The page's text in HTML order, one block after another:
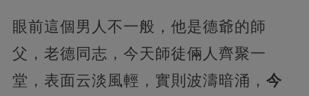
眼前這個男人不一般，他是德爺的師
父，老德同志，今天師徒倆人齊聚一
堂，表面云淡風輕，實則波濤暗涌， 今